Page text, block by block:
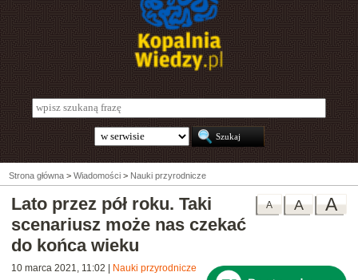
Strona główna > Wiadomości > Nauki przyrodnicze
A
A
A
Lato przez pół roku. Taki
scenariusz może nas czekać
do końca wieku
10 marca 2021, 11:02 Nauki przyrodnicze